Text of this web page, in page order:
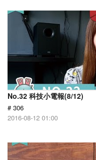
No.32 科技小電報(8/12)
# 306
2016-08-12 01:00